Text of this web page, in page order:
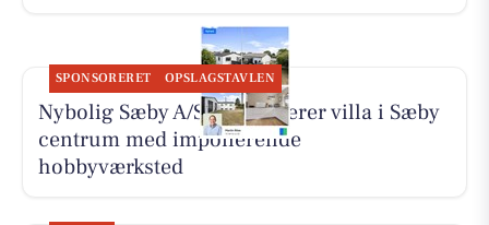
SPONSORERET OPSLAGSTAVLEN
Nybolig Sæby A/S præsenterer villa i Sæby
centrum med imponerende
hobbyværksted